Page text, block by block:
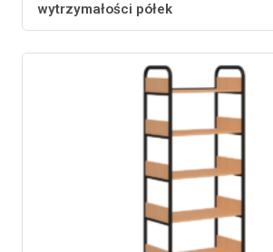
wytrzymałości półek